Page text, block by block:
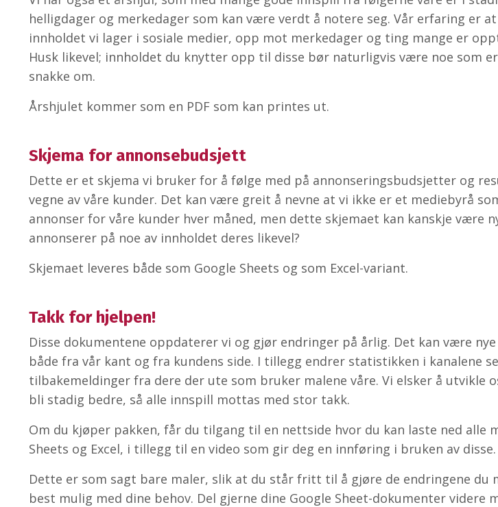
helligdager og merkedager som kan være verdt å notere seg. Vår erfaring er
innholdet vi lager i sosiale medier, opp mot merkedager og ting mange er
Husk likevel; innholdet du knytter opp til disse bør naturligvis være noe som
snakke om.
Årshjulet kommer som en PDF som kan printes ut.
Skjema for annonsebudsjett
Dette er et skjema vi bruker for å følge med på annonseringsbudsjetter og
vegne av våre kunder. Det kan være greit å nevne at vi ikke er et mediebyrå
annonser for våre kunder hver måned, men dette skjemaet kan kanskje være
annonserer på noe av innholdet deres likevel?
Skjemaet leveres både som Google Sheets og som Excel-variant.
Takk for hjelpen!
Disse dokumentene oppdaterer vi og gjør endringer på årlig. Det kan være
både fra vår kant og fra kundens side. I tillegg endrer statistikken i kanalene
tilbakemeldinger fra dere der ute som bruker malene våre. Vi elsker å utvikle
bli stadig bedre, så alle innspill mottas med stor takk.
Om du kjøper pakken, får du tilgang til en nettside hvor du kan laste ned alle
Sheets og Excel, i tillegg til en video som gir deg en innføring i bruken av disse.
Dette er som sagt bare maler, slik at du står fritt til å gjøre de endringene du
best mulig med dine behov. Del gjerne dine Google Sheet-dokumenter videre